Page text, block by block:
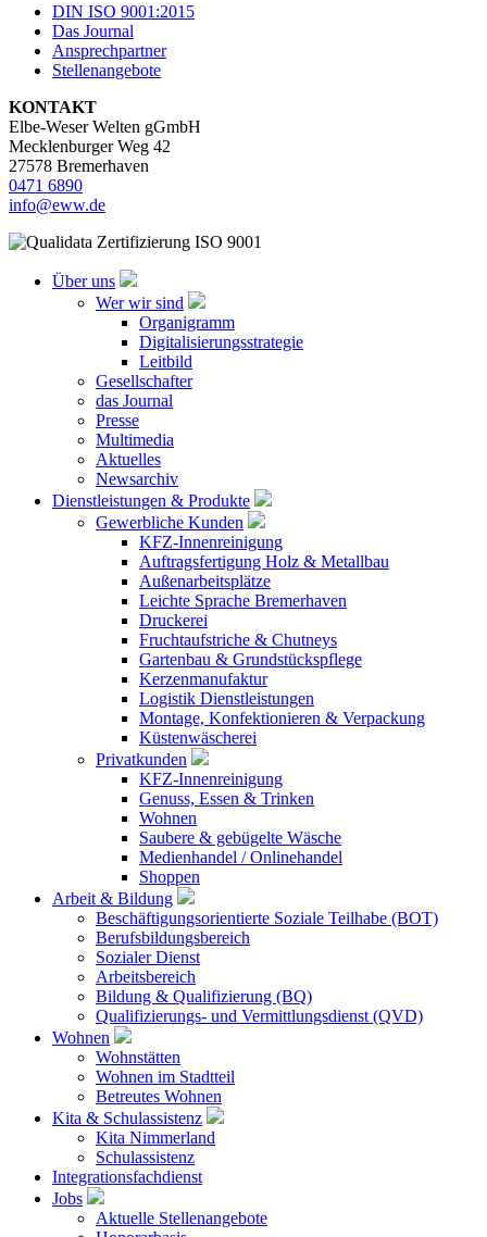
DIN ISO 9001:2015
Das Journal
Ansprechpartner
Stellenangebote
KONTAKT
Elbe-Weser Welten gGmbH
Mecklenburger Weg 42
27578 Bremerhaven
0471 6890
info@eww.de
Über uns
Wer wir sind
Organigramm
Digitalisierungsstrategie
Leitbild
Gesellschafter
das Journal
Presse
Multimedia
Aktuelles
Newsarchiv
Dienstleistungen & Produkte
Gewerbliche Kunden
KFZ-Innenreinigung
Auftragsfertigung Holz & Metallbau
Außenarbeitsplätze
Leichte Sprache Bremerhaven
Druckerei
Fruchtaufstriche & Chutneys
Gartenbau & Grundstückspflege
Kerzenmanufaktur
Logistik Dienstleistungen
Montage, Konfektionieren & Verpackung
Küstenwäscherei
Privatkunden
KFZ-Innenreinigung
Genuss, Essen & Trinken
Wohnen
Saubere & gebügelte Wäsche
Medienhandel / Onlinehandel
Shoppen
Arbeit & Bildung
Beschäftigungsorientierte Soziale Teilhabe (BOT)
Berufsbildungsbereich
Sozialer Dienst
Arbeitsbereich
Bildung & Qualifizierung (BQ)
Qualifizierungs- und Vermittlungsdienst (QVD)
Wohnen
Wohnstätten
Wohnen im Stadtteil
Betreutes Wohnen
Kita & Schulassistenz
Kita Nimmerland
Schulassistenz
Integrationsfachdienst
Jobs
Aktuelle Stellenangebote